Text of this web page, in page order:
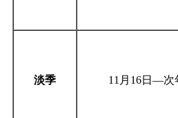
淡季 11月16日—次